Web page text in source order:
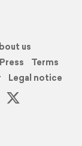
us
Press
Terms
Legal notice